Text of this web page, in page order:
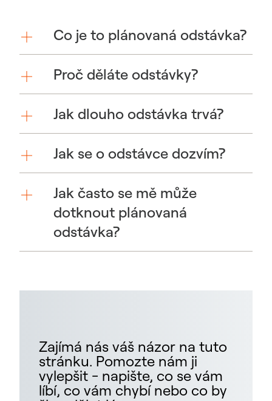
Co je to plánovaná odstávka?
Proč děláte odstávky?
Jak dlouho odstávka trvá?
Jak se o odstávce dozvím?
Jak často se mě může
dotknout plánovaná
odstávka?
Zajímá nás váš názor na tuto
stránku. Pomozte nám ji
vylepšit - napište, co se vám
líbí, co vám chybí nebo co by